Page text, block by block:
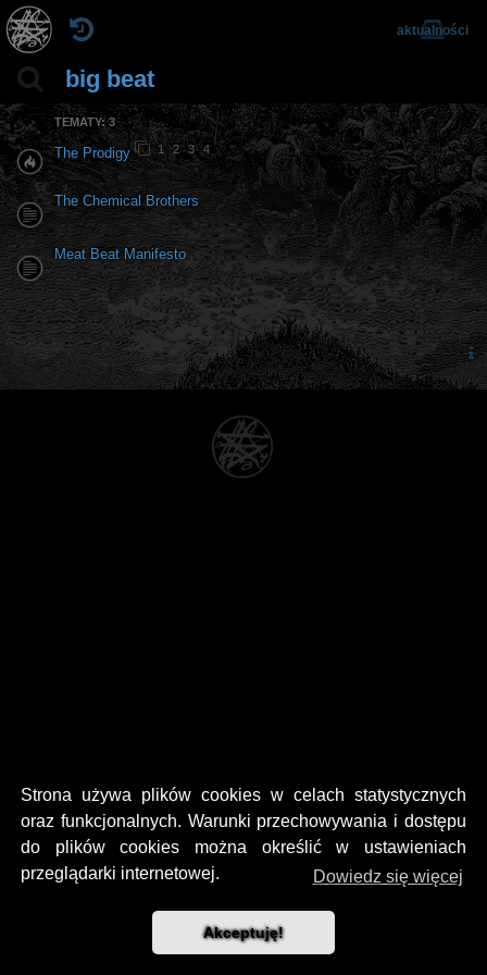
Strona używa plików cookies w celach statystycznych
oraz funkcjonalnych. Warunki przechowywania i dostępu
do plików cookies można określić w ustawieniach
przeglądarki internetowej.
Dowiedz się więcej
Akceptuję!
big beat
aktualności
TEMATY: 3
The Prodigy 1 2 3 4
The Chemical Brothers
Meat Beat Manifesto